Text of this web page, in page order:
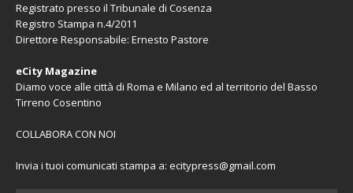
Registrato presso il Tribunale di Cosenza
Registro Stampa n.4/2011
Direttore Responsabile: Ernesto Pastore
eCity Magazine
Diamo voce alle città di Roma e Milano ed al territorio del Basso
Tirreno Cosentino
COLLABORA CON NOI
Invia i tuoi comunicati stampa a: ecitypress@gmail.com